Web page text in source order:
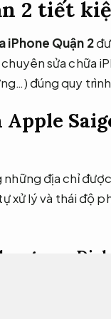
2 tiết
iPhone Quận 2
sửa chữa
đúng quy
địa chỉ
xử lý và thái độ
mục